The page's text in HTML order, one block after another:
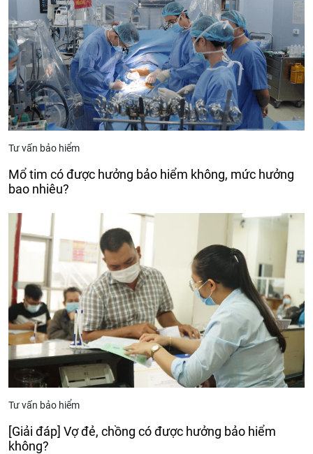
Tư vấn bảo hiểm
Mổ tim có được hưởng bảo hiểm không, mức hưởng
bao nhiêu?
Tư vấn bảo hiểm
[Giải đáp] Vợ đẻ, chồng có được hưởng bảo hiểm
không?